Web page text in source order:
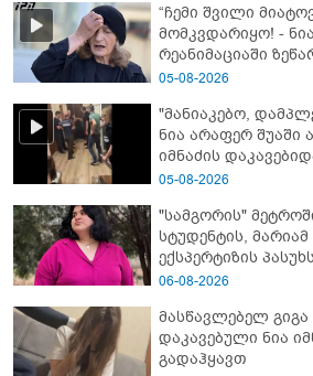
“ჩემი შვილი
მომკვდარიყო! -
რეანიმაციაში
შვილი არ უნახავს”
05-08-2026
"მანიაკებო,
ნია არაფერ შუაში
იმნაძის
05-08-2026
"სამგორის"
სტუდენტის,
ექსპერტიზის
გახდა გოგონას
06-08-2026
მასწავლებელ გიგა
დაკავებული ნია
გადაჰყავთ